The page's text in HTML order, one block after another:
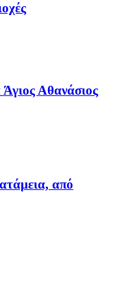
Άγιος Αθανάσιος
από